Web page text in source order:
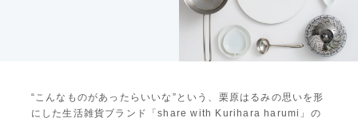
“こんなものがあったらいいな”という、栗原はるみの思いを形
にした生活雑貨ブランド「share with Kurihara harumi」の